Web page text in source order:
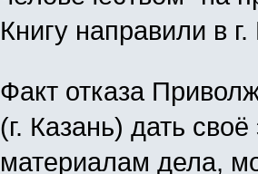
Книгу направили в
Факт отказа
(г. Казань) дать
материалам дела,